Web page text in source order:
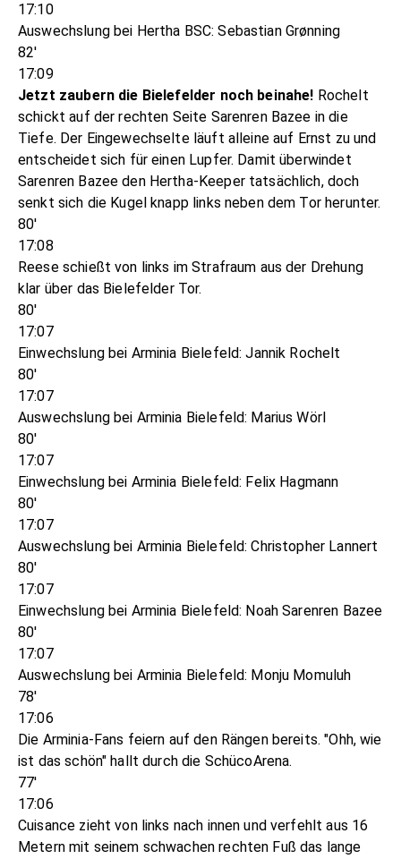
17:10
Auswechslung bei Hertha BSC: Sebastian Grønning
82'
17:09
Jetzt zaubern die Bielefelder noch beinahe! Rochelt
schickt auf der rechten Seite Sarenren Bazee in die
Tiefe. Der Eingewechselte läuft alleine auf Ernst zu und
entscheidet sich für einen Lupfer. Damit überwindet
Sarenren Bazee den Hertha-Keeper tatsächlich, doch
senkt sich die Kugel knapp links neben dem Tor herunter.
80'
17:08
Reese schießt von links im Strafraum aus der Drehung
klar über das Bielefelder Tor.
80'
17:07
Einwechslung bei Arminia Bielefeld: Jannik Rochelt
80'
17:07
Auswechslung bei Arminia Bielefeld: Marius Wörl
80'
17:07
Einwechslung bei Arminia Bielefeld: Felix Hagmann
80'
17:07
Auswechslung bei Arminia Bielefeld: Christopher Lannert
80'
17:07
Einwechslung bei Arminia Bielefeld: Noah Sarenren Bazee
80'
17:07
Auswechslung bei Arminia Bielefeld: Monju Momuluh
78'
17:06
Die Arminia-Fans feiern auf den Rängen bereits. "Ohh, wie
ist das schön" hallt durch die SchücoArena.
77'
17:06
Cuisance zieht von links nach innen und verfehlt aus 16
Metern mit seinem schwachen rechten Fuß das lange